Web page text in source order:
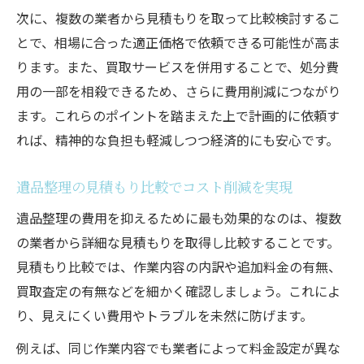
次に、複数の業者から見積もりを取って比較検討するこ
とで、相場に合った適正価格で依頼できる可能性が高ま
ります。また、買取サービスを併用することで、処分費
用の一部を相殺できるため、さらに費用削減につながり
ます。これらのポイントを踏まえた上で計画的に依頼す
れば、精神的な負担も軽減しつつ経済的にも安心です。
遺品整理の見積もり比較でコスト削減を実現
遺品整理の費用を抑えるために最も効果的なのは、複数
の業者から詳細な見積もりを取得し比較することです。
見積もり比較では、作業内容の内訳や追加料金の有無、
買取査定の有無などを細かく確認しましょう。これによ
り、見えにくい費用やトラブルを未然に防げます。
例えば、同じ作業内容でも業者によって料金設定が異な